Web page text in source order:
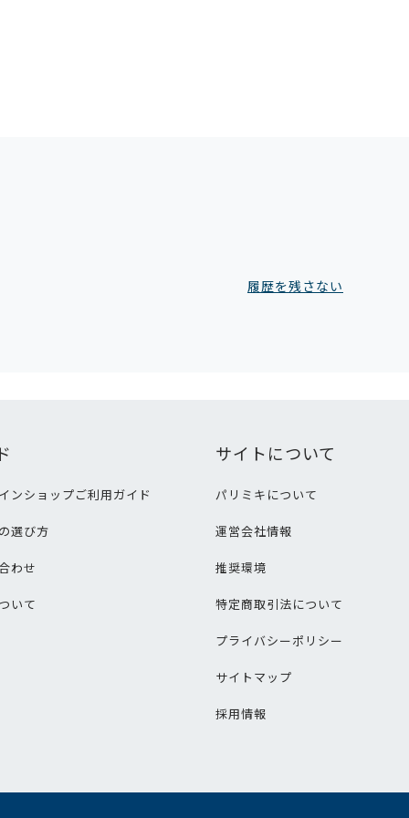
履歴を残さない
ンショップご利用ガイド
選び方
わせ
いて
サイトについて
パリミキについて
運営会社情報
推奨環境
特定商取引法について
プライバシーポリシー
サイトマップ
採用情報